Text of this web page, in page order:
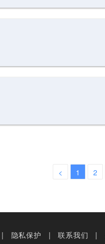
< 1 2
隐私保护 联系我们